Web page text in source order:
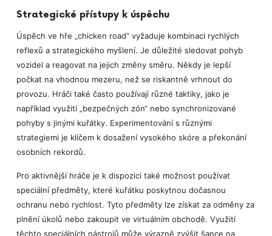
Strategické přístupy k úspěchu
Úspěch ve hře „chicken road“ vyžaduje kombinaci rychlých
reflexů a strategického myšlení. Je důležité sledovat pohyb
vozidel a reagovat na jejich změny směru. Někdy je lepší
počkat na vhodnou mezeru, než se riskantně vrhnout do
provozu. Hráči také často používají různé taktiky, jako je
například využití „bezpečných zón“ nebo synchronizované
pohyby s jinými kuřátky. Experimentování s různými
strategiemi je klíčem k dosažení vysokého skóre a překonání
osobních rekordů.
Pro aktivnější hráče je k dispozici také možnost používat
speciální předměty, které kuřátku poskytnou dočasnou
ochranu nebo rychlost. Tyto předměty lze získat za odměny za
plnění úkolů nebo zakoupit ve virtuálním obchodě. Využití
těchto speciálních nástrojů může výrazně zvýšit šance na